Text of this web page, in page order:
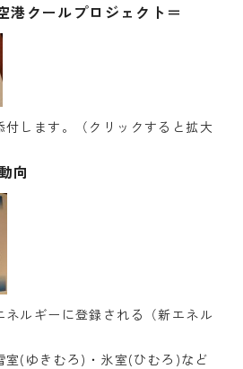
クールプロジェクト＝
します。（クリックすると拡大
向
ネルギーに登録される（新エネル
室(ゆきむろ)・氷室(ひむろ)など